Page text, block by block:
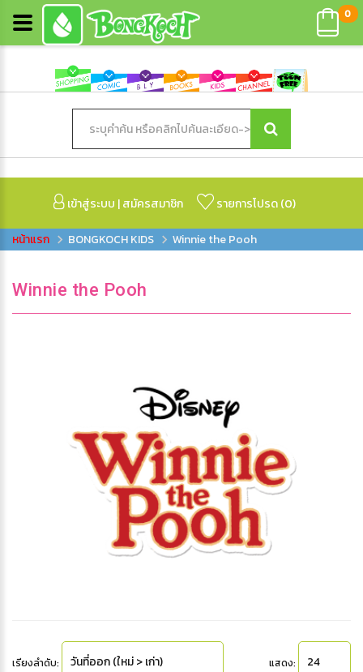
เข้าสู่ระบบ |สมัครสมาชิก รายการโปรด (0)
0
BONGKOCH KIDS Winnie the Pooh
Winnie the Pooh
เรียงลำดับ: แสดง: